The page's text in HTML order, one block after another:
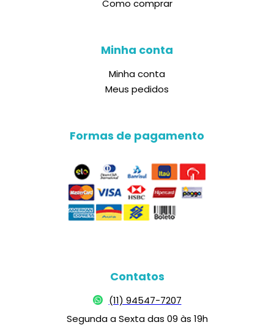
Como comprar
Minha conta
Minha conta
Meus pedidos
Formas de pagamento
Contatos
(11) 94547-7207
Segunda a Sexta das 09 às 19h